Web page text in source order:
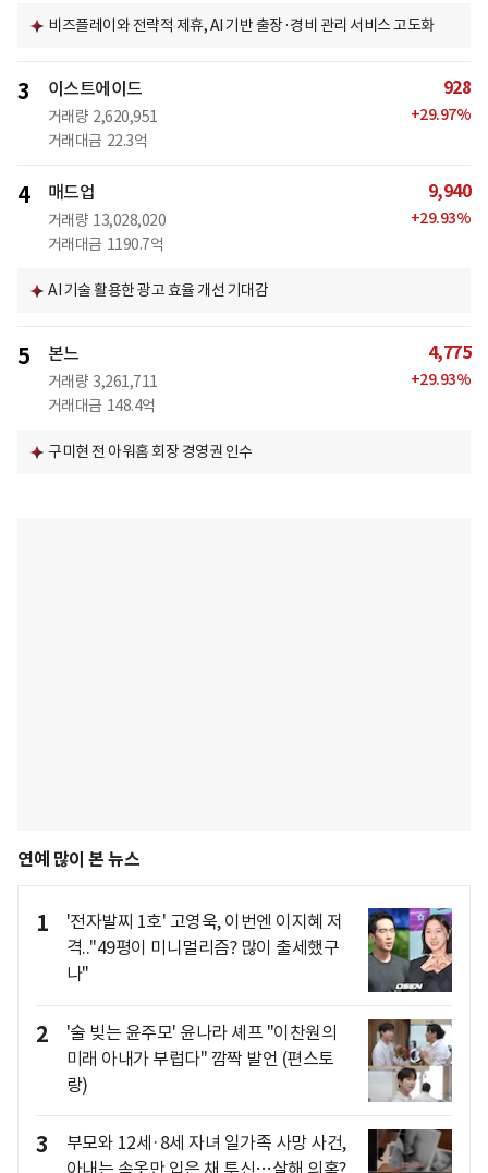
비즈플레이와 전략적 제휴, AI 기반 출장·경비 관리 서비스 고도화
3 이스트에이드
거래량 2,620,951
거래대금 22.3억
928
+29.97%
4 매드업
거래량 13,028,020
거래대금 1190.7억
9,940
+29.93%
AI 기술 활용한 광고 효율 개선 기대감
5 본느
거래량 3,261,711
거래대금 148.4억
4,775
+29.93%
구미현 전 아워홈 회장 경영권 인수
연예 많이 본 뉴스
1
'전자발찌 1호' 고영욱, 이번엔 이지혜 저
격.."49평이 미니멀리즘? 많이 출세했구
나"
2
'술 빚는 윤주모' 윤나라 셰프 "이찬원의
미래 아내가 부럽다" 깜짝 발언 (편스토
랑)
3
부모와 12세·8세 자녀 일가족 사망 사건,